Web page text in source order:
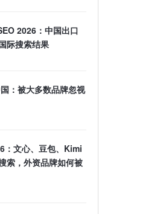
2026：中国出口
际搜索结果
：被大多数品牌忽视
：文心、豆包、Kimi
索，外资品牌如何被